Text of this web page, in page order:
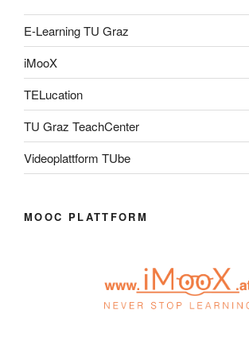
E-Learning TU Graz
iMooX
TELucation
TU Graz TeachCenter
Videoplattform TUbe
MOOC PLATTFORM